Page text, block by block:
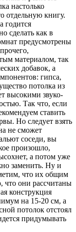
настолько
отдельную книгу.
годится
сделать как в
предусмотрены
материалом, так
добавок, а
гипса,
потолка из
высокими звуко­
Так что, если
ставить
Но следует взять
не сможет
соседи, вы
произошло,
а потом уже
заменить. Ну и
что их общим
что они рассчитаны
конструкция
на 15-20 см, а
потолок отстоял
придумывать